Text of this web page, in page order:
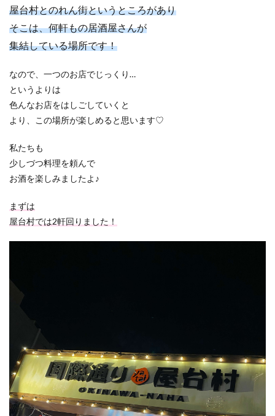
屋台村とのれん街というところがあり
そこは、何軒もの居酒屋さんが
集結している場所です！
なので、一つのお店でじっくり…
というよりは
色んなお店をはしごしていくと
より、この場所が楽しめると思います♡
私たちも
少しづつ料理を頼んで
お酒を楽しみましたよ♪
まずは
屋台村では2軒回りました！